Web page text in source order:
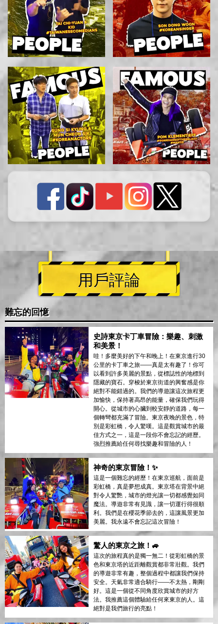
用戶評論
難忘的回憶
史詩東京卡丁車冒險：樂趣、刺激
和美景！
哇！多麼美好的下午和晚上！在東京進行30
公里的卡丁車之旅——真是太有趣了！你可
以看到許多美麗的景點，從標誌性的地標到
隱藏的寶石。穿梭於東京街道的興奮感是你
絕對不能錯過的。我們的導遊讓這次旅程更
加愉快，保持著高昂的能量，確保我們玩得
開心。從城市的心臟到較安靜的道路，每一
個轉彎都充滿了冒險。東京夜晚的景色，特
別是彩虹橋，令人驚嘆。這是觀賞城市的最
佳方式之一，這是一段你不會忘記的經歷。
強烈推薦給任何尋找樂趣和冒險的人！
神奇的東京冒險！✨
這是一個難忘的經歷！在東京巡航，面前是
彩虹橋，真是夢想成真。東京塔在背景中絕
對令人驚艷，城市的燈光讓一切都感覺如同
魔法。導遊非常有見識，讓一切運行得很順
利。我們是在櫻花季節去的，這讓風景更加
美麗。我永遠不會忘記這次冒險！
驚人的東京之旅！🚙
這次的旅程真的是獨一無二！從彩虹橋的景
色和東京塔的近距離觀賞都非常壯觀。我們
的導遊非常有趣，整個過程中都讓我們保持
安全。天氣非常適合騎行——不太熱，剛剛
好。這是一個從不同角度欣賞城市的好方
法。我推薦這個體驗給任何來東京的人。這
絕對是我們旅行的亮點！